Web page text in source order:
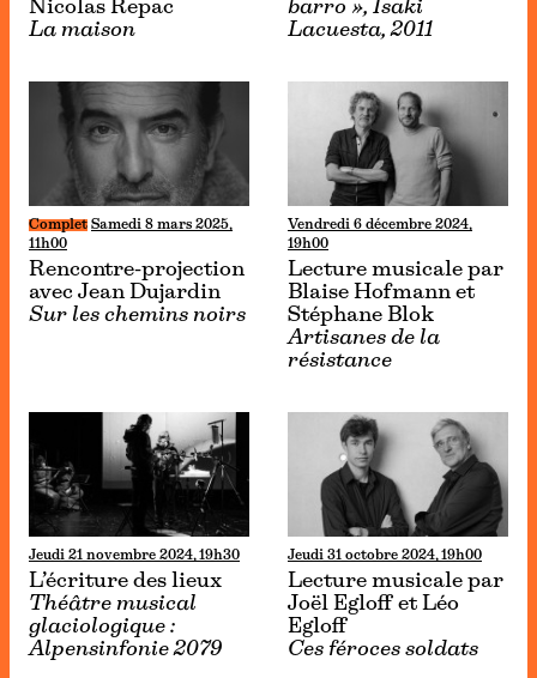
Nicolas Repac
La maison
barro », Isaki
Lacuesta, 2011
Complet Samedi 8 mars 2025,
11h00
Rencontre-projection
avec Jean Dujardin
Sur les chemins noirs
Vendredi 6 décembre 2024,
19h00
Lecture musicale par
Blaise Hofmann et
Stéphane Blok
Artisanes de la
résistance
Jeudi 21 novembre 2024, 19h30
L’écriture des lieux
Théâtre musical
glaciologique :
Alpensinfonie 2079
Jeudi 31 octobre 2024, 19h00
Lecture musicale par
Joël Egloff et Léo
Egloff
Ces féroces soldats